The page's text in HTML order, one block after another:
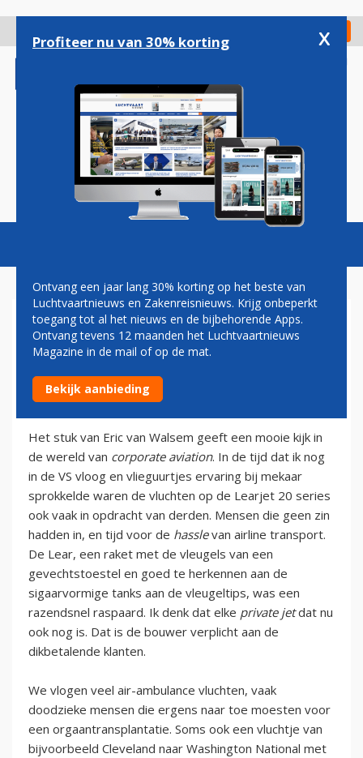
gaan
Check in
Magazine Podcasts Vacatures
HERMAN MATEBOER: NO
GLAM, SAM
26 juli 2013
Het stuk van Eric van Walsem geeft een mooie kijk in
de wereld van corporate aviation. In de tijd dat ik nog
in de VS vloog en vlieguurtjes ervaring bij mekaar
sprokkelde waren de vluchten op de Learjet 20 series
ook vaak in opdracht van derden. Mensen die geen zin
hadden in, en tijd voor de hasslevan airline transport.
De Lear, een raket met de vleugels van een
gevechtstoestel en goed te herkennen aan de
sigaarvormige tanks aan de vleugeltips, was een
razendsnel raspaard. Ik denk dat elke private jetdat nu
ook nog is. Dat is de bouwer verplicht aan de
dikbetalende klanten.
We vlogen veel air-ambulance vluchten, vaak
doodzieke mensen die ergens naar toe moesten voor
een orgaantransplantatie. Soms ook een vluchtje van
bijvoorbeeld Cleveland naar Washington National met
Profiteer nu van 30% korting x
Ontvang een jaar lang 30% korting op het beste van
Luchtvaartnieuws en Zakenreisnieuws. Krijg onbeperkt
toegang tot al het nieuws en de bijbehorende Apps.
Ontvang tevens 12 maanden het Luchtvaartnieuws
Magazine in de mail of op de mat.
Bekijk aanbieding